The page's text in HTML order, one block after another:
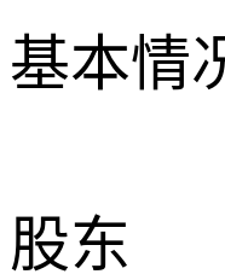
基本情
股东